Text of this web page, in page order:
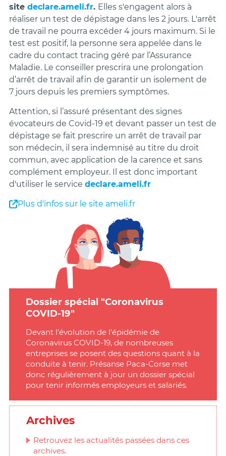
site declare.ameli.fr. Elles s'engagent alors à
réaliser un test de dépistage dans les 2 jours. L'arrêt
de travail ne pourra excéder 4 jours maximum. Si le
test est positif, la personne sera appelée dans le
cadre du contact tracing géré par l’Assurance
Maladie. Le conseiller prescrira une prolongation
d’arrêt de travail afin de garantir un isolement de
7 jours depuis les premiers symptômes.
Attention, si l’assuré présentant des signes
évocateurs de Covid-19 et devant passer un test de
dépistage se fait prescrire un arrêt de travail par
son médecin, il sera indemnisé au titre du droit
commun, avec application de la carence et sans
complément employeur. Il est donc important
d'utiliser le service declare.ameli.fr
Plus d'infos sur le site ameli.fr
Dossier spécial "Coronavirus
COVID-19"
Devant l'évolution de l'épidémie de
Coronavirus COVID-19, de nombreuses
entreprises se posent des questions quant à la
conduite à tenir. Présanse Paca-Corse met
donc régulièrement à jour un dossier spécial
pour tenir informés employeurs et salariés.
Archives
Retrouvez les actualités passées dans ces
archives.